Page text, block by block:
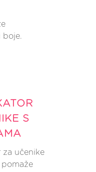
boje.
S
za učenike
pomaže